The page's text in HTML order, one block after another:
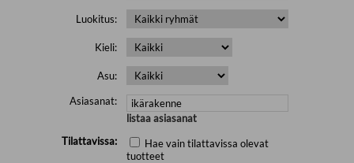
Luokitus:
Kieli:
Asu:
Asiasanat:
listaa asiasanat
Tilattavissa:
Hae vain tilattavissa olevat
tuotteet